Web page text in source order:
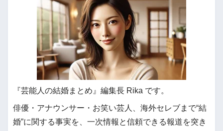
『芸能人の結婚まとめ』編集長 Rika です。
俳優・アナウンサー・お笑い芸人、海外セレブまで“結
婚”に関する事実を、一次情報と信頼できる報道を突き